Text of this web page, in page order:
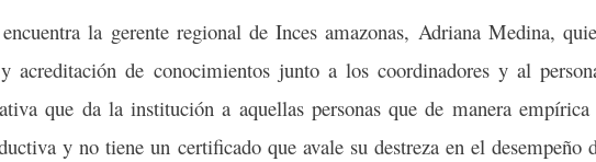
la gerente regional de Inces amazonas, Adriana Medina,
acreditación de conocimientos junto a los coordinadores y al
que da la institución a aquellas personas que de manera
y no tiene un certificado que avale su destreza en el desempeño